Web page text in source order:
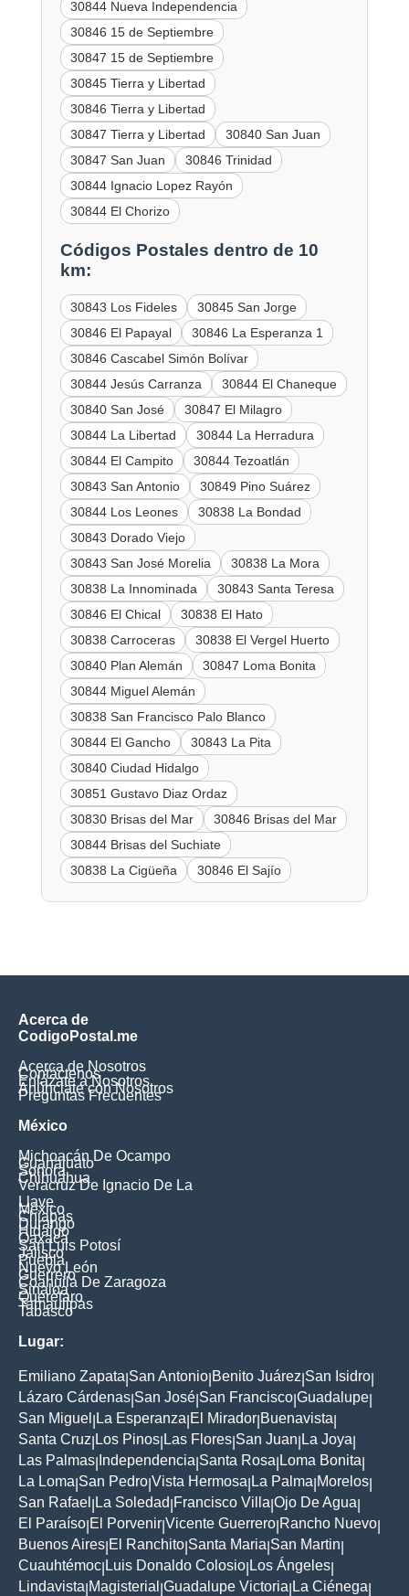
30844 Nueva Independencia
30846 15 de Septiembre
30847 15 de Septiembre
30845 Tierra y Libertad
30846 Tierra y Libertad
30847 Tierra y Libertad
30840 San Juan
30847 San Juan
30846 Trinidad
30844 Ignacio Lopez Rayón
30844 El Chorizo
Códigos Postales dentro de 10
km:
30843 Los Fideles
30845 San Jorge
30846 El Papayal
30846 La Esperanza 1
30846 Cascabel Simón Bolívar
30844 Jesús Carranza
30844 El Chaneque
30840 San José
30847 El Milagro
30844 La Libertad
30844 La Herradura
30844 El Campito
30844 Tezoatlán
30843 San Antonio
30849 Pino Suárez
30844 Los Leones
30838 La Bondad
30843 Dorado Viejo
30843 San José Morelia
30838 La Mora
30838 La Innominada
30843 Santa Teresa
30846 El Chical
30838 El Hato
30838 Carroceras
30838 El Vergel Huerto
30840 Plan Alemán
30847 Loma Bonita
30844 Miguel Alemán
30838 San Francisco Palo Blanco
30844 El Gancho
30843 La Pita
30840 Ciudad Hidalgo
30851 Gustavo Diaz Ordaz
30830 Brisas del Mar
30846 Brisas del Mar
30844 Brisas del Suchiate
30838 La Cigüeña
30846 El Sajío
Acerca de
CodigoPostal.me
Acerca de Nosotros
Contáctenos
Enlázate a Nosotros
Anúnciate con Nosotros
Preguntas Frecuentes
México
Michoacán De Ocampo
Guanajuato
Sonora
Chihuahua
Veracruz De Ignacio De La
Llave
México
Chiapas
Durango
Hidalgo
Oaxaca
San Luis Potosí
Jalisco
Puebla
Nuevo León
Guerrero
Coahuila De Zaragoza
Sinaloa
Querétaro
Tamaulipas
Tabasco
Lugar:
Emiliano Zapata San Antonio Benito Juárez San Isidro
Lázaro Cárdenas San José San Francisco Guadalupe
San Miguel
La Esperanza El Mirador Buenavista
Santa Cruz Los Pinos Las Flores San Juan La Joya
Las Palmas Independencia Santa Rosa Loma Bonita
La Loma San Pedro Vista Hermosa La Palma Morelos
San Rafael
La Soledad Francisco Villa Ojo De Agua
El Paraíso El Porvenir Vicente Guerrero Rancho Nuevo
Buenos Aires El Ranchito Santa Maria San Martin
Cuauhtémoc Luis Donaldo Colosio Los Ángeles
Lindavista Magisterial Guadalupe Victoria La Ciénega